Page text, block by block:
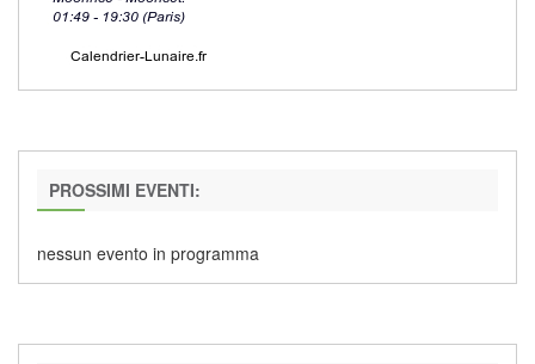
PROSSIMI EVENTI:
nessun evento in programma